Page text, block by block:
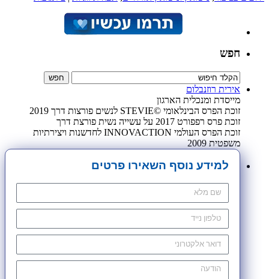
חפש
אירית רוזנבלום
מייסדת ומנכלית הארגון
זוכת הפרס הבינלאומי ©STEVIE לנשים פורצות דרך 2019
זוכת פרס רפפורט 2017 על עשייה נשית פורצת דרך
זוכת הפרס העולמי INNOVACTION לחדשנות ויצירתיות
משפטית 2009
למידע נוסף השאירו פרטים